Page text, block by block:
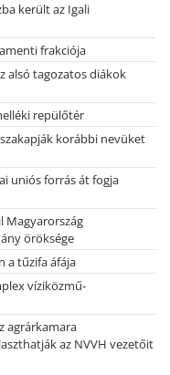
került az Igali
frakciója
alsó tagozatos diákok
repülőtér
korábbi nevüket
uniós forrás át fogja
Magyarország
öröksége
a tűzifa áfája
víziközmű-
agrárkamara
az NVVH vezetőit